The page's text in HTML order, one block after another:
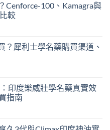
Cenforce-100、Kamagra與
較
？犀利士學名藥購買渠道、
印度樂威壯學名藥真實效
指南